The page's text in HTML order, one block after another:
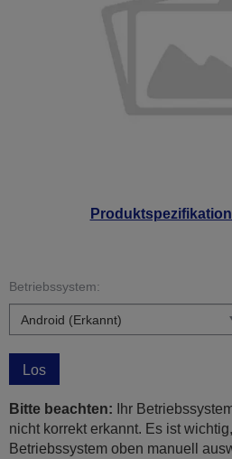
Betriebssystem:
Los
Bitte beachten: Ihr
nicht korrekt erkannt. Es ist
Betriebssystem oben manuell